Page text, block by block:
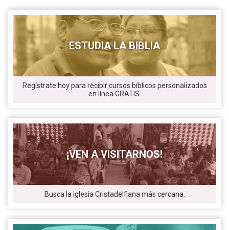
ESTUDIA LA BIBLIA
Regístrate hoy para recibir cursos bíblicos personalizados
en línea GRATIS.
¡VEN A VISITARNOS!
Busca la iglesia Cristadelfiana más cercana.